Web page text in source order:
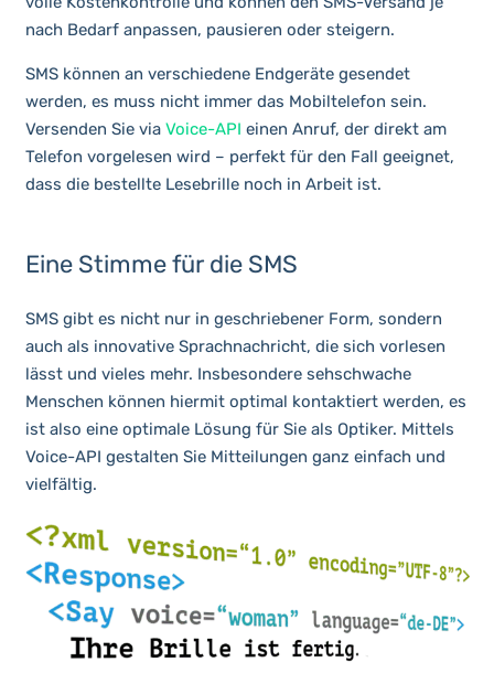
nach Bedarf anpassen, pausieren oder steigern.
SMS können an verschiedene Endgeräte gesendet
werden, es muss nicht immer das Mobiltelefon sein.
Versenden Sie via Voice-API einen Anruf, der direkt am
Telefon vorgelesen wird – perfekt für den Fall geeignet,
dass die bestellte Lesebrille noch in Arbeit ist.
Eine Stimme für die SMS
SMS gibt es nicht nur in geschriebener Form, sondern
auch als innovative Sprachnachricht, die sich vorlesen
lässt und vieles mehr. Insbesondere sehschwache
Menschen können hiermit optimal kontaktiert werden, es
ist also eine optimale Lösung für Sie als Optiker. Mittels
Voice-API gestalten Sie Mitteilungen ganz einfach und
vielfältig.